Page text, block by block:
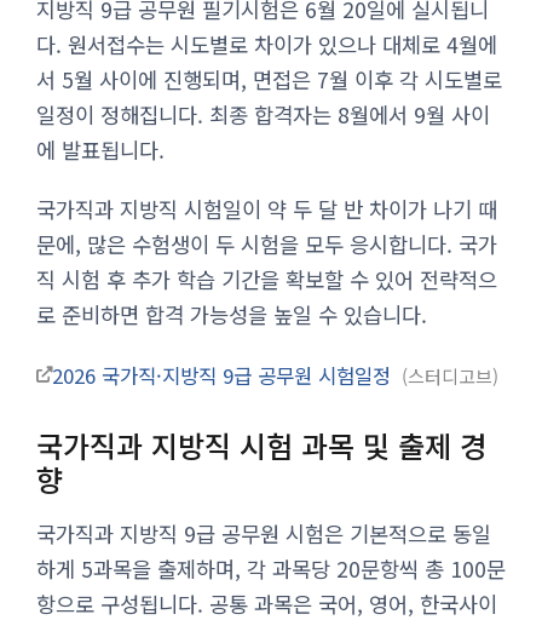
지방직 9급 공무원 필기시험은 6월 20일에 실시됩니
다. 원서접수는 시도별로 차이가 있으나 대체로 4월에
서 5월 사이에 진행되며, 면접은 7월 이후 각 시도별로
일정이 정해집니다. 최종 합격자는 8월에서 9월 사이
에 발표됩니다.
국가직과 지방직 시험일이 약 두 달 반 차이가 나기 때
문에, 많은 수험생이 두 시험을 모두 응시합니다. 국가
직 시험 후 추가 학습 기간을 확보할 수 있어 전략적으
로 준비하면 합격 가능성을 높일 수 있습니다.
2026 국가직·지방직 9급 공무원 시험일정 스터디고브
국가직과 지방직 시험 과목 및 출제 경
향
국가직과 지방직 9급 공무원 시험은 기본적으로 동일
하게 5과목을 출제하며, 각 과목당 20문항씩 총 100문
항으로 구성됩니다. 공통 과목은 국어, 영어, 한국사이